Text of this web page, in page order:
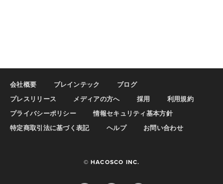
会社概要 ブレインテック
ブログ
プレスリリース
メディアの方へ 採用
利用規約
プライバシーポリシー
情報セキュリティ基本方針
特定商取引法に基づく表記
ヘルプ お問い合わせ
© HACOSCO INC.